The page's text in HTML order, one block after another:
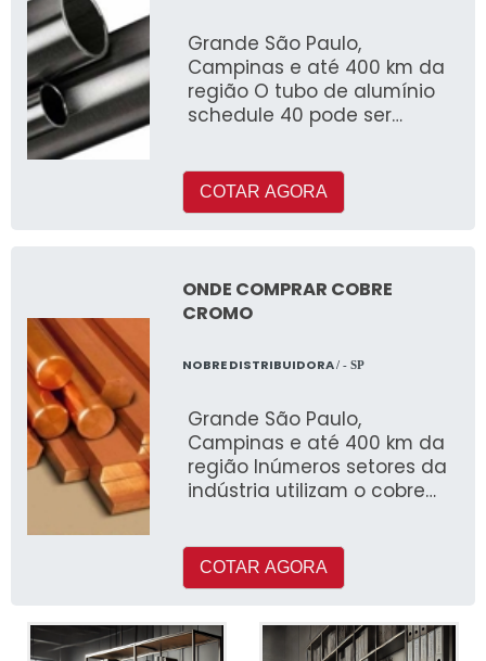
Grande São Paulo,
Campinas e até 400 km da
região O tubo de alumínio
schedule 40 pode ser
COTAR AGORA
ONDE COMPRAR COBRE
CROMO
NOBRE DISTRIBUIDORA/ - SP
Grande São Paulo,
Campinas e até 400 km da
região Inúmeros setores da
indústria utilizam o cobre
COTAR AGORA